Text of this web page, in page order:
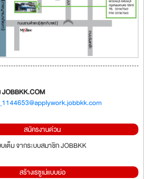
สมัครงานด่วน
เต็ม จากระบบสมาชิก JOBBKK
สร้างเรซูเม่แบบย่อ